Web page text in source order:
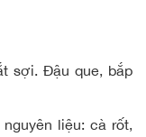
sợi. Đậu que, bắp
liệu: cà rốt,